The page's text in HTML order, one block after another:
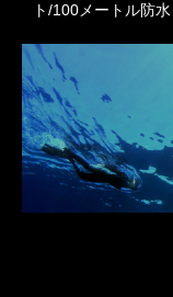
ト/100メートル防水